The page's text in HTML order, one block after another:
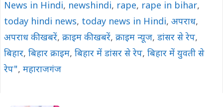
News in Hindi, newshindi, rape, rape in bihar,
today hindi news, today news in Hindi, अपराध,
अपराध की खबरें, क्राइम की खबरें, क्राइम न्यूज, डांसर से रेप,
बिहार, बिहार क्राइम, बिहार में डांसर से रेप, बिहार में युवती से
रेप", महाराजगंज